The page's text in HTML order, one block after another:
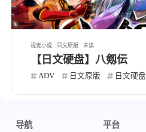
视觉小说 日文原版 未读
【日文硬盘】八剱伝
ADV 日文原版 日文硬盘
导航 平台